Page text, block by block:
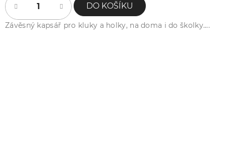
DO KOŠÍKU
Závěsný kapsář pro kluky a holky, na doma i do školky....